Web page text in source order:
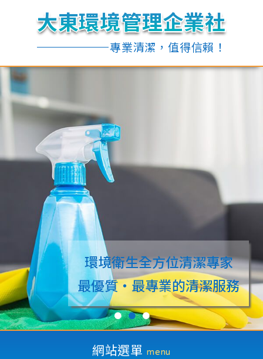
大東環境管理企業社
大東環境管理企業社
專業清潔，值得信賴！
環境衛生全方位清潔專家
最優質‧最專業的清潔服務
● ● ●
網站選單 menu
大東環境管理企業社
大東環境管理企業社
專業清潔，值得信賴！